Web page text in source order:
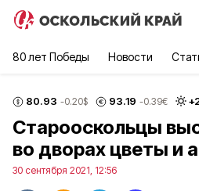
80 лет Победы Новости
80.93 -0.20$ 93.19 -0.39€ +
Старооскольцы
во дворах цветы и
30 сентября 2021, 12:56